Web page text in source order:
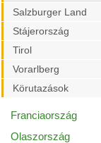
Salzburger Land
Stájerország
Tirol
Vorarlberg
Körutazások
Franciaország
Olaszország